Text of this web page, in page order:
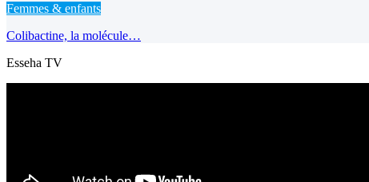
Femmes & enfants
Colibactine, la molécule…
Esseha TV